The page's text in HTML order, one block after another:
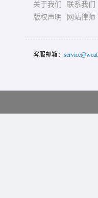
关于我们 联系我们
版权声明
网站律师
客服邮箱：